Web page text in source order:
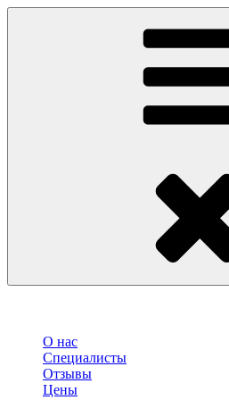
О нас
Специалисты
Отзывы
Цены